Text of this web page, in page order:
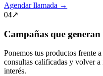
Agendar llamada →
04↗
Campañas que
Ponemos tus productos frente
consultas calificadas y volver a
interés.